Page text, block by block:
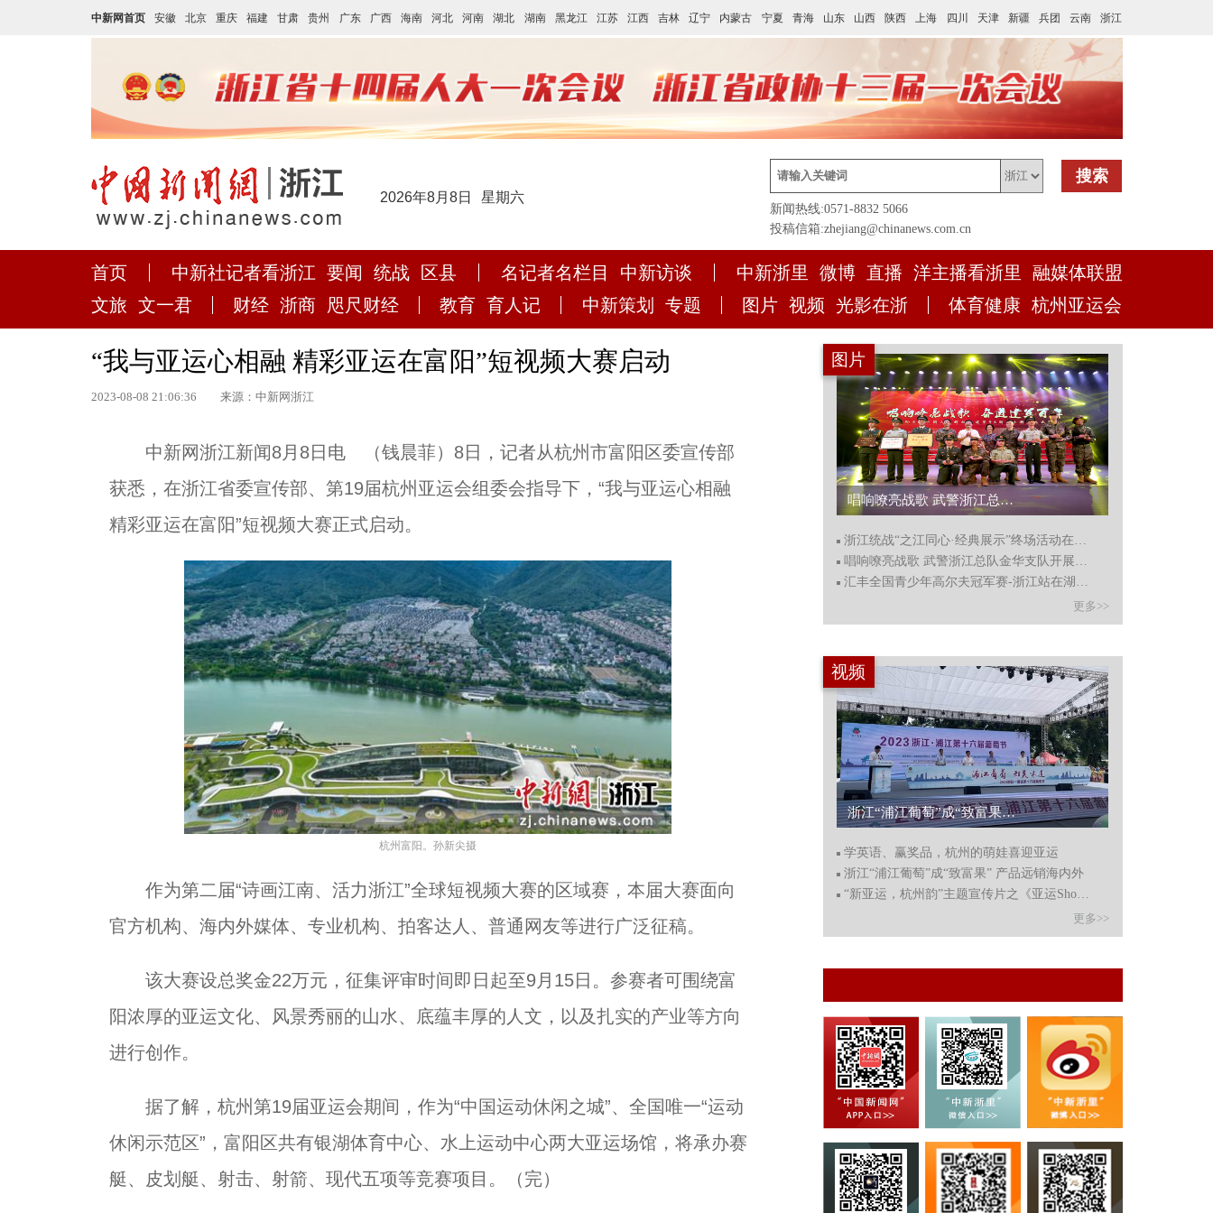
中新网首页 安徽 北京 重庆 福建 甘肃 贵州 广东 广西 海南 河北 河南 湖北 湖南 黑龙江 江苏 江西 吉林 辽宁 内蒙古 宁夏 青海 山东 山西 陕西 上海 四川 天津 新疆 兵团 云南 浙江
2026年8月8日 星期六
搜索
新闻热线:0571-8832 5066
投稿信箱:zhejiang@chinanews.com.cn
首页 中新社记者看浙江 要闻 统战 区县 名记者名栏目 中新访谈 中新浙里 微博 直播 洋主播看浙里
融媒体联盟
文旅 文一君 财经 浙商 咫尺财经 教育 育人记 中新策划 专题 图片 视频 光影在浙 体育健康 杭州亚运会
“我与亚运心相融 精彩亚运在富阳”短视频大赛启动
2023-08-08 21:06:36 来源：中新网浙江
中新网浙江新闻8月8日电 （钱晨菲）8日，记者从杭州市富阳区委宣传部
获悉，在浙江省委宣传部、第19届杭州亚运会组委会指导下，“我与亚运心相融
精彩亚运在富阳”短视频大赛正式启动。
杭州富阳。孙新尖摄
作为第二届“诗画江南、活力浙江”全球短视频大赛的区域赛，本届大赛面向
官方机构、海内外媒体、专业机构、拍客达人、普通网友等进行广泛征稿。
该大赛设总奖金22万元，征集评审时间即日起至9月15日。参赛者可围绕富
阳浓厚的亚运文化、风景秀丽的山水、底蕴丰厚的人文，以及扎实的产业等方向
进行创作。
据了解，杭州第19届亚运会期间，作为“中国运动休闲之城”、全国唯一“运动
休闲示范区”，富阳区共有银湖体育中心、水上运动中心两大亚运场馆，将承办赛
艇、皮划艇、射击、射箭、现代五项等竞赛项目。（完）
图片
浙江统战“之江同心·经典展示”终场活动在杭州举行... 唱响嘹亮战歌 武警浙江总队金华支队开展主题歌咏比赛...
浙江统战“之江同心·经典展示”终场活动在杭州举行
唱响嘹亮战歌 武警浙江总队金华支队开展主题歌咏比赛
汇丰全国青少年高尔夫冠军赛-浙江站在湖州德清开赛
更多>>
视频
浙江“浦江葡萄”成“致富果” 产品远销海内外...
学英语、赢奖品，杭州的萌娃喜迎亚运
浙江“浦江葡萄”成“致富果” 产品远销海内外
“新亚运，杭州韵”主题宣传片之《亚运Show杭州》上线
更多>>